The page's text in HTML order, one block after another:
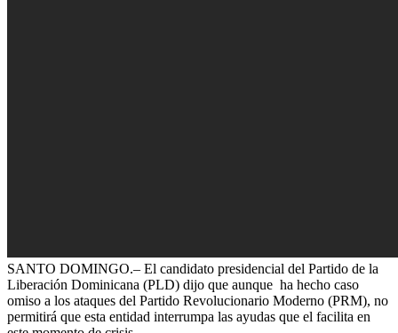
SANTO DOMINGO.– El candidato presidencial del Partido de la
Liberación Dominicana (PLD) dijo que aunque ha hecho caso
omiso a los ataques del Partido Revolucionario Moderno (PRM), no
permitirá que esta entidad interrumpa las ayudas que el facilita en